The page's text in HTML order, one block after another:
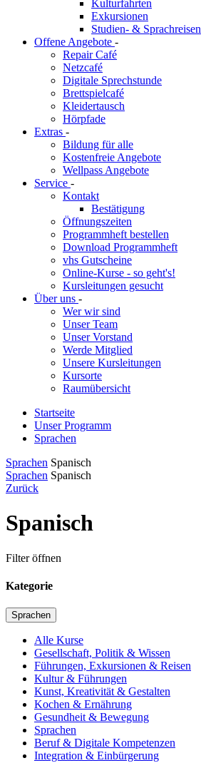
Kulturfahrten
Exkursionen
Studien- & Sprachreisen
Offene Angebote -
Repair Café
Netzcafé
Digitale Sprechstunde
Brettspielcafé
Kleidertausch
Hörpfade
Extras -
Bildung für alle
Kostenfreie Angebote
Wellpass Angebote
Service -
Kontakt
Bestätigung
Öffnungszeiten
Programmheft bestellen
Download Programmheft
vhs Gutscheine
Online-Kurse - so geht's!
Kursleitungen gesucht
Über uns -
Wer wir sind
Unser Team
Unser Vorstand
Werde Mitglied
Unsere Kursleitungen
Kursorte
Raumübersicht
Startseite
Unser Programm
Sprachen
Sprachen Spanisch
Sprachen Spanisch
Zurück
Spanisch
Filter öffnen
Kategorie
Sprachen
Alle Kurse
Gesellschaft, Politik & Wissen
Führungen, Exkursionen & Reisen
Kultur & Führungen
Kunst, Kreativität & Gestalten
Kochen & Ernährung
Gesundheit & Bewegung
Sprachen
Beruf & Digitale Kompetenzen
Integration & Einbürgerung